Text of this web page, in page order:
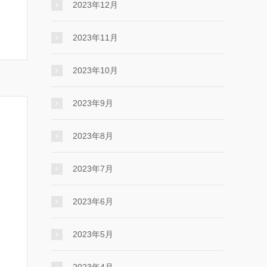
2023年12月
2023年11月
2023年10月
2023年9月
2023年8月
2023年7月
2023年6月
2023年5月